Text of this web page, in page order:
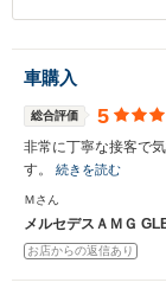
車購入
総合評価 5
非常に丁寧な接客で
す。 続きを読む
Ｍさん
メルセデスＡＭＧ
お店からの返信あり